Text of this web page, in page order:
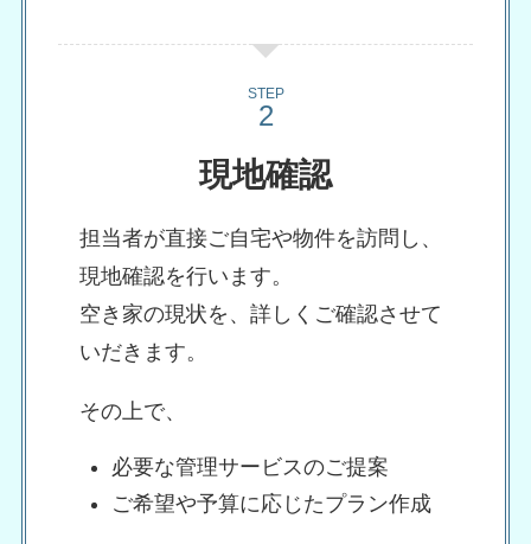
STEP
現地確認
担当者が直接ご自宅や物件を訪問し、
現地確認を行います。
空き家の現状を、詳しくご確認させて
いだきます。
その上で、
必要な管理サービスのご提案
ご希望や予算に応じたプラン作成